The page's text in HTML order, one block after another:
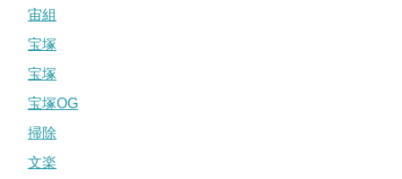
宙組
宝塚
宝塚
宝塚OG
掃除
文楽